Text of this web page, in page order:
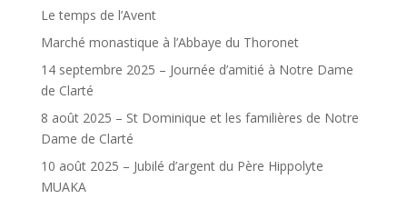
Le temps de l’Avent
Marché monastique à l’Abbaye du Thoronet
14 septembre 2025 – Journée d’amitié à Notre Dame
de Clarté
8 août 2025 – St Dominique et les familières de Notre
Dame de Clarté
10 août 2025 – Jubilé d’argent du Père Hippolyte
MUAKA